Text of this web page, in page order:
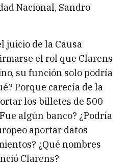
Nacional, Sandro
juicio de la Causa
el rol que Clarens
su función solo podría
Porque carecía de la
los billetes de 500
algún banco? ¿Podría
aportar datos
¿Qué nombres
Clarens?